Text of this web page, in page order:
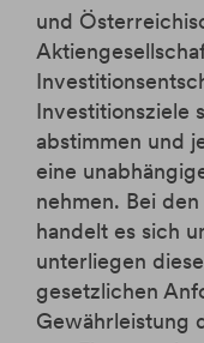
und
Investitionsziele
abstimmen und
eine
nehmen. Bei
handelt es sich
unterliegen
gesetzlichen
Gewährleistung